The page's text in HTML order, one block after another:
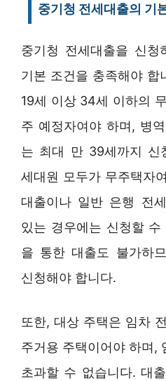
중기청 전세대출의 기
중기청 전세대출을 신
기본 조건을 충족해야 합
19세 이상 34세 이하의
주 예정자여야 하며, 병
는 최대 만 39세까지 신
세대원 모두가 무주택자
대출이나 일반 은행 전
있는 경우에는 신청할
을 통한 대출도 불가하
신청해야 합니다.
또한, 대상 주택은 임차
주거용 주택이어야 하며,
초과할 수 없습니다. 대